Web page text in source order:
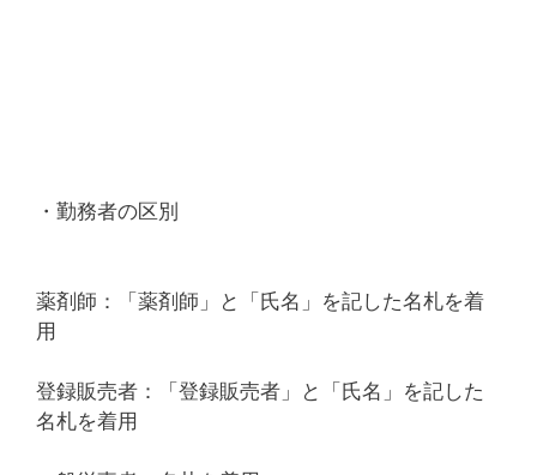
・勤務者の区別
薬剤師：「薬剤師」と「氏名」を記した名札を着
用
登録販売者：「登録販売者」と「氏名」を記した
名札を着用